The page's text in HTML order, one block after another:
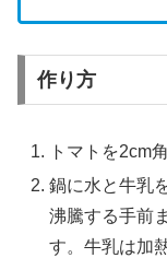
作り方
トマトを2cm
鍋に水と牛乳
沸騰する手前
す。牛乳は加